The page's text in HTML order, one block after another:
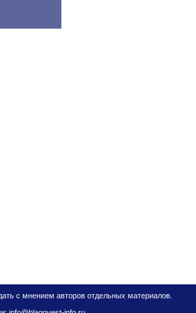
с мнением авторов отдельных материалов.